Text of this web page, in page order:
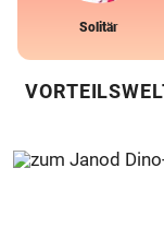
Solitär